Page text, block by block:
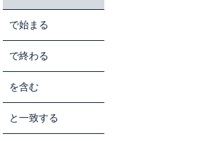
で始まる
で終わる
を含む
と一致する